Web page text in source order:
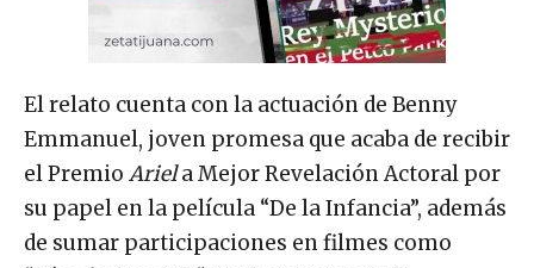
El relato cuenta con la actuación de Benny
Emmanuel, joven promesa que acaba de recibir
el Premio Ariela Mejor Revelación Actoral por
su papel en la película “De la Infancia”, además
de sumar participaciones en filmes como